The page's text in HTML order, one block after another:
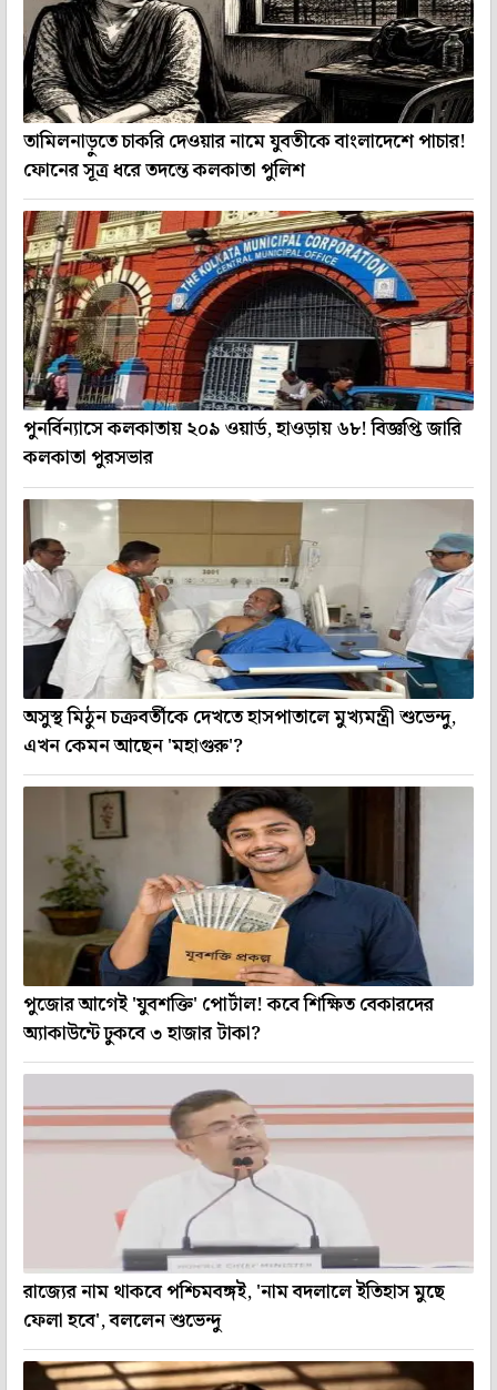
তামিলনাড়ুতে চাকরি দেওয়ার নামে যুবতীকে বাংলাদেশে পাচার!
ফোনের সূত্র ধরে তদন্তে কলকাতা পুলিশ
পুনর্বিন্যাসে কলকাতায় ২০৯ ওয়ার্ড, হাওড়ায় ৬৮! বিজ্ঞপ্তি জারি
কলকাতা পুরসভার
অসুস্থ মিঠুন চক্রবর্তীকে দেখতে হাসপাতালে মুখ্যমন্ত্রী শুভেন্দু,
এখন কেমন আছেন 'মহাগুরু'?
পুজোর আগেই 'যুবশক্তি' পোর্টাল! কবে শিক্ষিত বেকারদের
অ্যাকাউন্টে ঢুকবে ৩ হাজার টাকা?
রাজ্যের নাম থাকবে পশ্চিমবঙ্গই, 'নাম বদলালে ইতিহাস মুছে
ফেলা হবে', বললেন শুভেন্দু